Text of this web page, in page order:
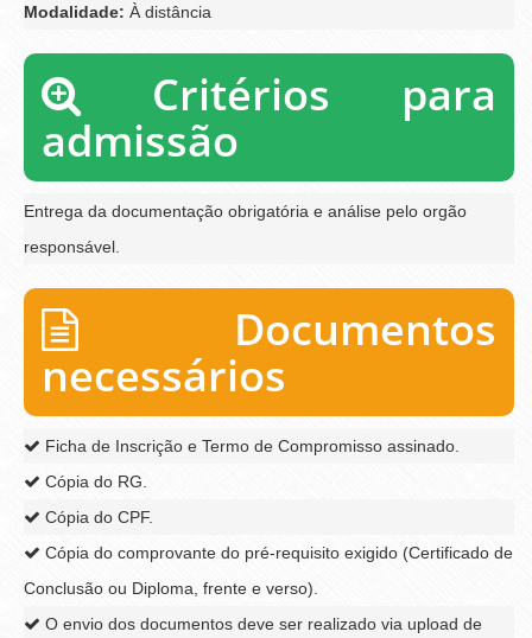
Modalidade: À distância
Critérios para
admissão
Entrega da documentação obrigatória e análise pelo orgão
responsável.
Documentos
necessários
Ficha de Inscrição e Termo de Compromisso assinado.
Cópia do RG.
Cópia do CPF.
Cópia do comprovante do pré-requisito exigido (Certificado de
Conclusão ou Diploma, frente e verso).
O envio dos documentos deve ser realizado via upload de